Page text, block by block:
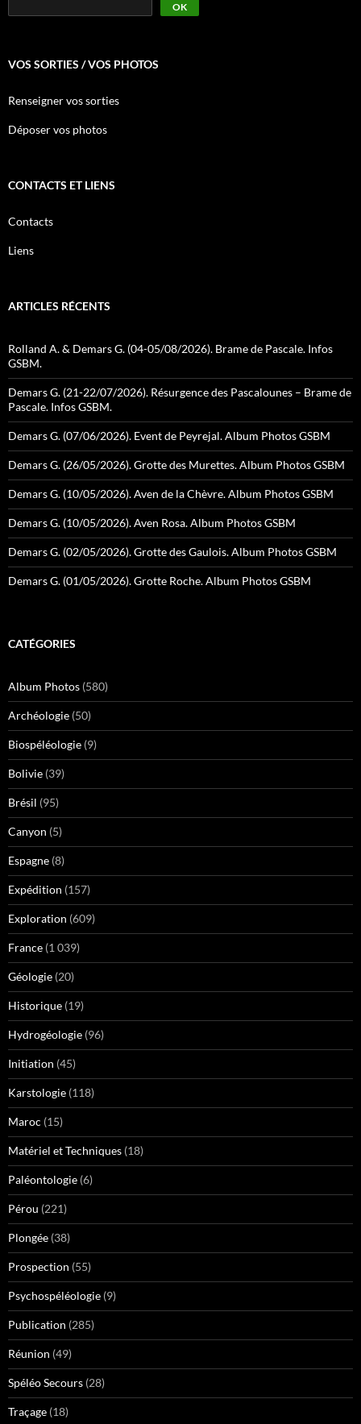
OK
VOS SORTIES / VOS PHOTOS
Renseigner vos sorties
Déposer vos photos
CONTACTS ET LIENS
Contacts
Liens
ARTICLES RÉCENTS
Rolland A. & Demars G. (04-05/08/2026). Brame de Pascale. Infos
GSBM.
Demars G. (21-22/07/2026). Résurgence des Pascalounes – Brame de
Pascale. Infos GSBM.
Demars G. (07/06/2026). Event de Peyrejal. Album Photos GSBM
Demars G. (26/05/2026). Grotte des Murettes. Album Photos GSBM
Demars G. (10/05/2026). Aven de la Chèvre. Album Photos GSBM
Demars G. (10/05/2026). Aven Rosa. Album Photos GSBM
Demars G. (02/05/2026). Grotte des Gaulois. Album Photos GSBM
Demars G. (01/05/2026). Grotte Roche. Album Photos GSBM
CATÉGORIES
Album Photos (580)
Archéologie (50)
Biospéléologie (9)
Bolivie (39)
Brésil (95)
Canyon (5)
Espagne (8)
Expédition (157)
Exploration (609)
France (1 039)
Géologie (20)
Historique (19)
Hydrogéologie (96)
Initiation (45)
Karstologie (118)
Maroc (15)
Matériel et Techniques (18)
Paléontologie (6)
Pérou (221)
Plongée (38)
Prospection (55)
Psychospéléologie (9)
Publication (285)
Réunion (49)
Spéléo Secours (28)
Traçage (18)